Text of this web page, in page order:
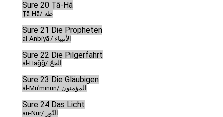
Sure 20 Ṭā-Hā
Ṭā-Hā/ طه
Sure 21 Die Propheten
al-Anbiyāʾ/ الأنبياء
Sure 22 Die Pilgerfahrt
al-Ḥaǧǧ/ الحجّ
Sure 23 Die Gläubigen
al-Muʾminūn/ المؤمنون
Sure 24 Das Licht
an-Nūr/ النّور